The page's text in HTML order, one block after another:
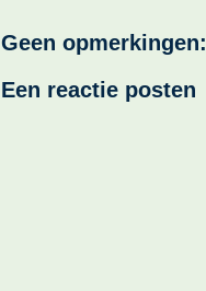
Geen opmerkingen:
Een reactie posten